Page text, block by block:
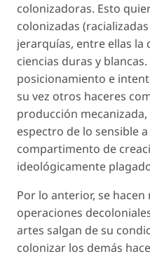
colonizadoras. Esto
colonizadas
jerarquías, entre ellas la
ciencias duras y
posicionamiento e
su vez otros haceres
producción
espectro de lo sensible
compartimento de
ideológicamente
Por lo anterior, se
operaciones
artes salgan de su
colonizar los demás